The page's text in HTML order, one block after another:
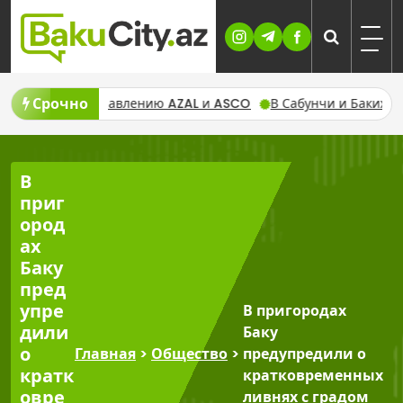
Skip
content
СрочноAZAL и ASCO В Сабунчи и Бакиханове 7
В
приг
ород
ах
Баку
пред
упре
дили
о
кратк
овре
Главная > Общество >
В пригородах
Баку
предупредили о
кратковременных
ливнях с градом